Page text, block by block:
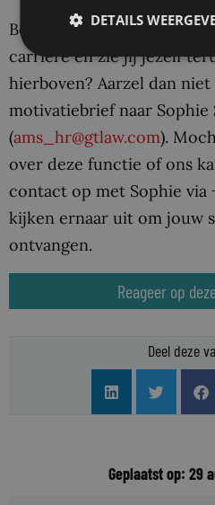
Ben jij op zoek naar de
carrière en zie jij jezelf
hierboven? Aarzel dan
motivatiebrief naar Sophie
(ams_hr@gtlaw.com).
over deze functie of ons
contact op met Sophie via
kijken ernaar uit om jouw
ontvangen.
Reageer op
Deel deze
Geplaatst op: 29
DETAILS